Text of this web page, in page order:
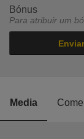
Bónus
Para atribuir um
Media